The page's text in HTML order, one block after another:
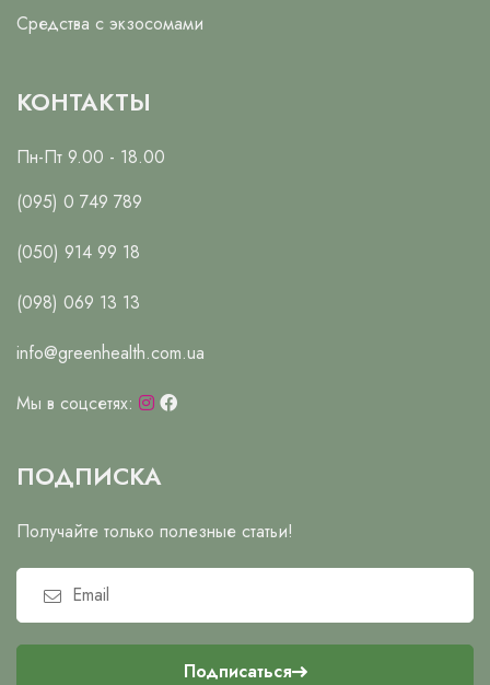
Средства с экзосомами
КОНТАКТЫ
Пн-Пт 9.00 - 18.00
(095) 0 749 789
(050) 914 99 18
(098) 069 13 13
info@greenhealth.com.ua
Мы в соцсетях:
ПОДПИСКА
Получайте только полезные статьи!
Подписаться